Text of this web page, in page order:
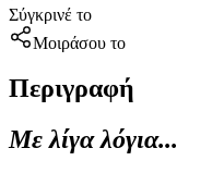
Σύγκρινέ το
Μοιράσου το
Περιγραφή
Με λίγα λόγια...